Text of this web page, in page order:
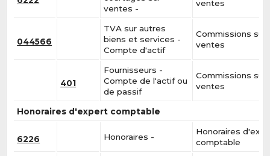
ventes -
ventes
044566
TVA sur autres
biens et services -
Compte d'actif
Commissions sur
ventes
401
Fournisseurs -
Compte de l'actif ou
de passif
Commissions sur
ventes
Honoraires d'expert comptable
6226 Honoraires -
Honoraires
comptable